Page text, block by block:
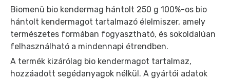
Biomenü bio kendermag hántolt 250 g 100%-os bio
hántolt kendermagot tartalmazó élelmiszer, amely
természetes formában fogyasztható, és sokoldalúan
felhasználható a mindennapi étrendben.
A termék kizárólag bio kendermagot tartalmaz,
hozzáadott segédanyagok nélkül. A gyártói adatok